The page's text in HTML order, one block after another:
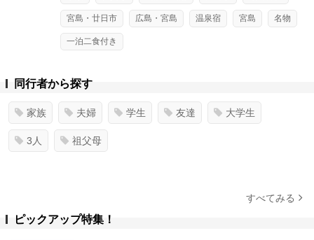
宮島・廿日市 広島・宮島 温泉宿 宮島 名物
一泊二食付き
同行者から探す
家族 夫婦 学生 友達 大学生
3人 祖父母
すべてみる
ピックアップ特集！